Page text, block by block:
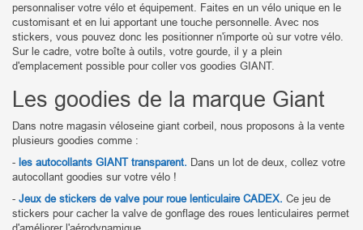
personnaliser votre vélo et équipement. Faites en un vélo unique en le
customisant et en lui apportant une touche personnelle. Avec nos
stickers, vous pouvez donc les positionner n'importe où sur votre vélo.
Sur le cadre, votre boîte à outils, votre gourde, il y a plein
d'emplacement possible pour coller vos goodies GIANT.
Les goodies de la marque Giant
Dans notre magasin véloseine giant corbeil, nous proposons à la vente
plusieurs goodies comme :
- les autocollants GIANT transparent. Dans un lot de deux, collez votre
autocollant goodies sur votre vélo !
- Jeux de stickers de valve pour roue lenticulaire CADEX. Ce jeu de
stickers pour cacher la valve de gonflage des roues lenticulaires permet